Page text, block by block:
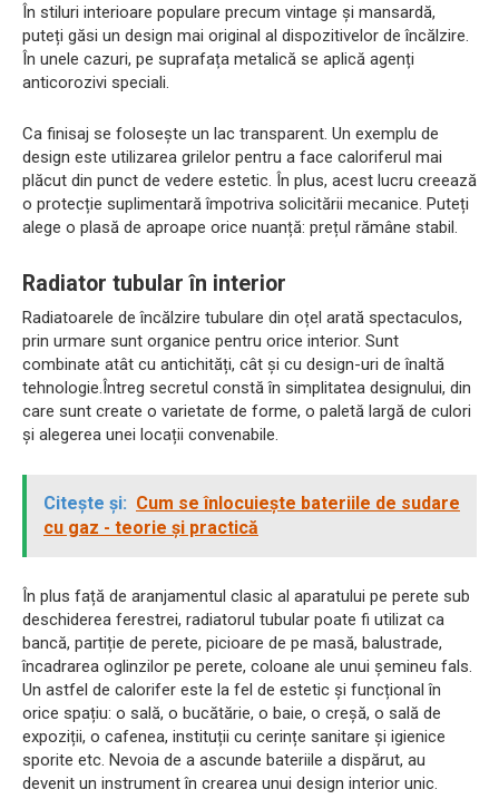
În stiluri interioare populare precum vintage și mansardă,
puteți găsi un design mai original al dispozitivelor de încălzire.
În unele cazuri, pe suprafața metalică se aplică agenți
anticorozivi speciali.
Ca finisaj se folosește un lac transparent. Un exemplu de
design este utilizarea grilelor pentru a face caloriferul mai
plăcut din punct de vedere estetic. În plus, acest lucru creează
o protecție suplimentară împotriva solicitării mecanice. Puteți
alege o plasă de aproape orice nuanță: prețul rămâne stabil.
Radiator tubular în interior
Radiatoarele de încălzire tubulare din oțel arată spectaculos,
prin urmare sunt organice pentru orice interior. Sunt
combinate atât cu antichități, cât și cu design-uri de înaltă
tehnologie.Întreg secretul constă în simplitatea designului, din
care sunt create o varietate de forme, o paletă largă de culori
și alegerea unei locații convenabile.
Citește și: Cum se înlocuiește bateriile de sudare
cu gaz - teorie și practică
În plus față de aranjamentul clasic al aparatului pe perete sub
deschiderea ferestrei, radiatorul tubular poate fi utilizat ca
bancă, partiție de perete, picioare de pe masă, balustrade,
încadrarea oglinzilor pe perete, coloane ale unui șemineu fals.
Un astfel de calorifer este la fel de estetic și funcțional în
orice spațiu: o sală, o bucătărie, o baie, o creșă, o sală de
expoziții, o cafenea, instituții cu cerințe sanitare și igienice
sporite etc. Nevoia de a ascunde bateriile a dispărut, au
devenit un instrument în crearea unui design interior unic.